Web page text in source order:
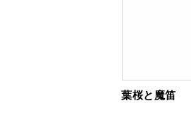
葉桜と魔笛